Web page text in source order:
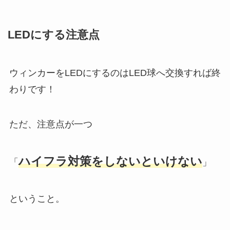
LEDにする注意点
ウィンカーをLEDにするのはLED球へ交換すれば終
わりです！
ただ、注意点が一つ
「ハイフラ対策をしないといけない」
ということ。